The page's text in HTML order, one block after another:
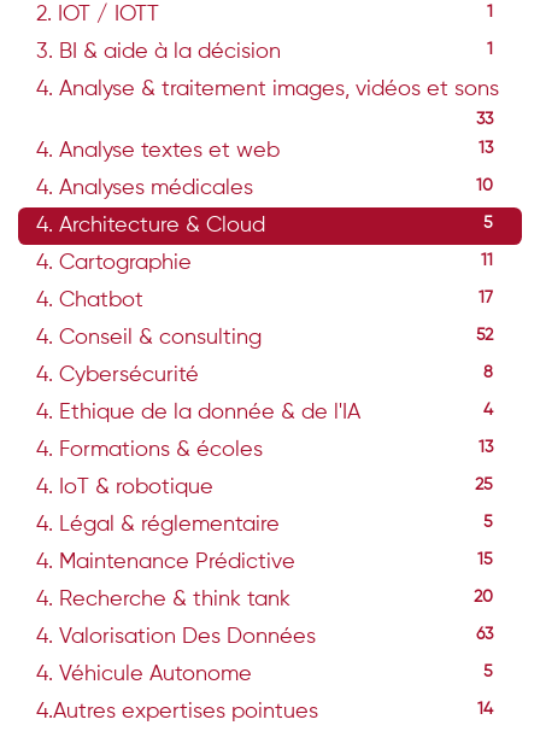
2. IOT / IOTT 1
3. BI & aide à la décision 1
4. Analyse & traitement images, vidéos et sons
33
4. Analyse textes et web 13
4. Analyses médicales 10
4. Architecture & Cloud 5
4. Cartographie
4. Chatbot 17
4. Conseil & consulting 52
4. Cybersécurité 8
4. Ethique de la donnée & de l'IA 4
4. Formations & écoles 13
4. IoT & robotique 25
4. Légal & réglementaire 5
4. Maintenance Prédictive 15
4. Recherche & think tank 20
4. Valorisation Des Données 63
4. Véhicule Autonome 5
4.Autres expertises pointues 14